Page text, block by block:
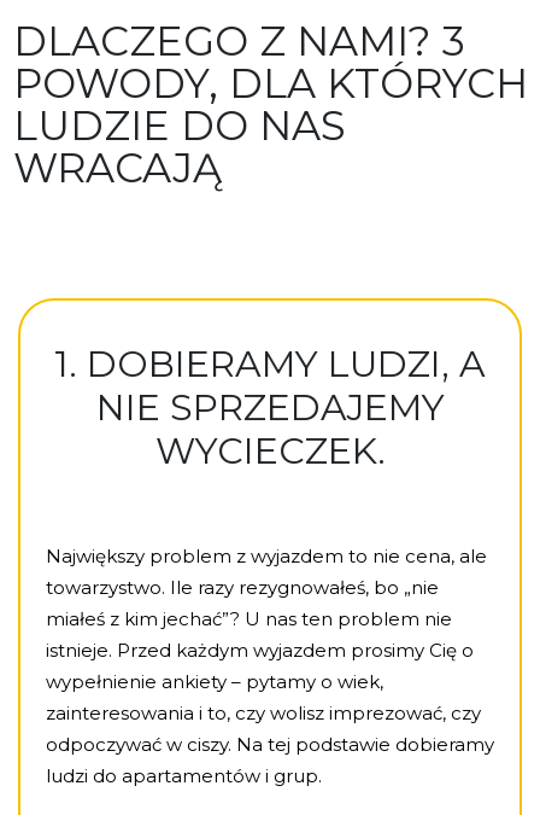
DLACZEGO Z NAMI? 3
POWODY, DLA KTÓRYCH
LUDZIE DO NAS
WRACAJĄ
1. DOBIERAMY LUDZI, A
NIE SPRZEDAJEMY
WYCIECZEK.
Największy problem z wyjazdem to nie cena, ale
towarzystwo. Ile razy rezygnowałeś, bo „nie
miałeś z kim jechać”? U nas ten problem nie
istnieje. Przed każdym wyjazdem prosimy Cię o
wypełnienie ankiety – pytamy o wiek,
zainteresowania i to, czy wolisz imprezować, czy
odpoczywać w ciszy. Na tej podstawie dobieramy
ludzi do apartamentów i grup.